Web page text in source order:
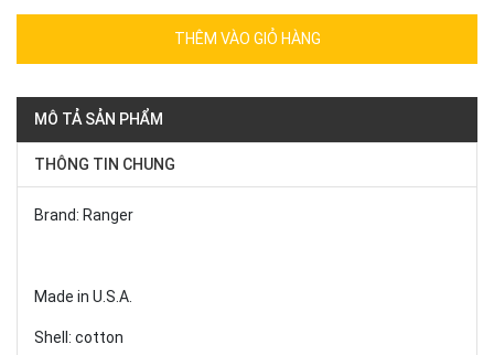
THÊM VÀO GIỎ HÀNG
MÔ TẢ SẢN PHẨM
THÔNG TIN CHUNG
Brand: Ranger
Made in U.S.A.
Shell: cotton